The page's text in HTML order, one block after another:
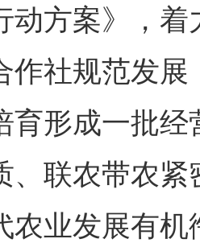
动方案》，
作社规范发
育形成一批
、联农带农
农业发展有